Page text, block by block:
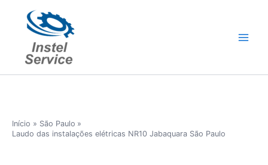
conteúdo
Início
São Paulo
Laudo das instalações elétricas NR10 Jabaquara São Paulo